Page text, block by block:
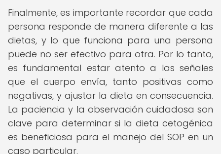
Finalmente, es importante recordar que cada
persona responde de manera diferente a las
dietas, y lo que funciona para una persona
puede no ser efectivo para otra. Por lo tanto,
es fundamental estar atento a las señales
que el cuerpo envía, tanto positivas como
negativas, y ajustar la dieta en consecuencia.
La paciencia y la observación cuidadosa son
clave para determinar si la dieta cetogénica
es beneficiosa para el manejo del SOP en un
caso particular.